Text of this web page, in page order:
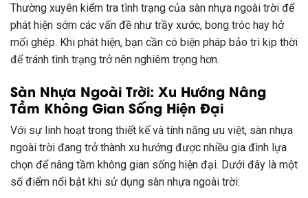
Thường xuyên kiểm tra tình trạng của sàn nhựa ngoài trời để
phát hiện sớm các vấn đề như trầy xước, bong tróc hay hở
mối ghép. Khi phát hiện, bạn cần có biện pháp bảo trì kịp thời
để tránh tình trạng trở nên nghiêm trọng hơn.
Sàn Nhựa Ngoài Trời: Xu Hướng Nâng
Tầm Không Gian Sống Hiện Đại
Với sự linh hoạt trong thiết kế và tính năng ưu việt, sàn nhựa
ngoài trời đang trở thành xu hướng được nhiều gia đình lựa
chọn để nâng tầm không gian sống hiện đại. Dưới đây là một
số điểm nổi bật khi sử dụng sàn nhựa ngoài trời: